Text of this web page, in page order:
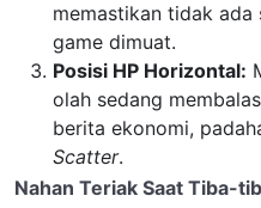
memastikan tidak ada
game dimuat.
Posisi HP Horizontal:
olah sedang
berita ekonomi,
Scatter.
Nahan Teriak Saat Tiba-